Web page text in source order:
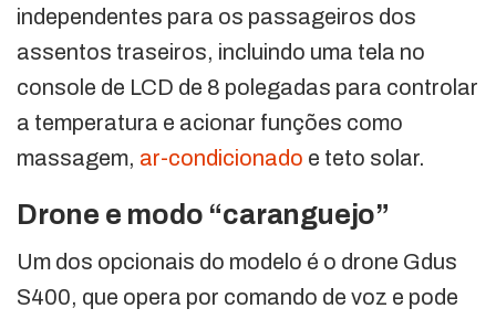
independentes para os passageiros dos
assentos traseiros, incluindo uma tela no
console de LCD de 8 polegadas para controlar
a temperatura e acionar funções como
massagem, ar-condicionado e teto solar.
Drone e modo “caranguejo”
Um dos opcionais do modelo é o drone Gdus
S400, que opera por comando de voz e pode